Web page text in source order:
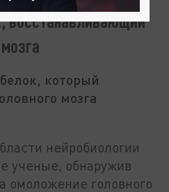
восстанавливающий
который
мозга
нейробиологии
ученые, обнаружив
омоложение головного